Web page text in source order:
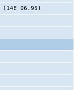
(14E 06.95)